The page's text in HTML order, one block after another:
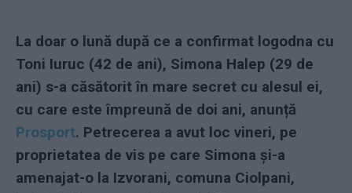
La doar o lună după ce a confirmat logodna cu
Toni Iuruc (42 de ani), Simona Halep (29 de
ani) s-a căsătorit în mare secret cu alesul ei,
cu care este împreună de doi ani, anunță
Prosport. Petrecerea a avut loc vineri, pe
proprietatea de vis pe care Simona și-a
amenajat-o la Izvorani, comuna Ciolpani,